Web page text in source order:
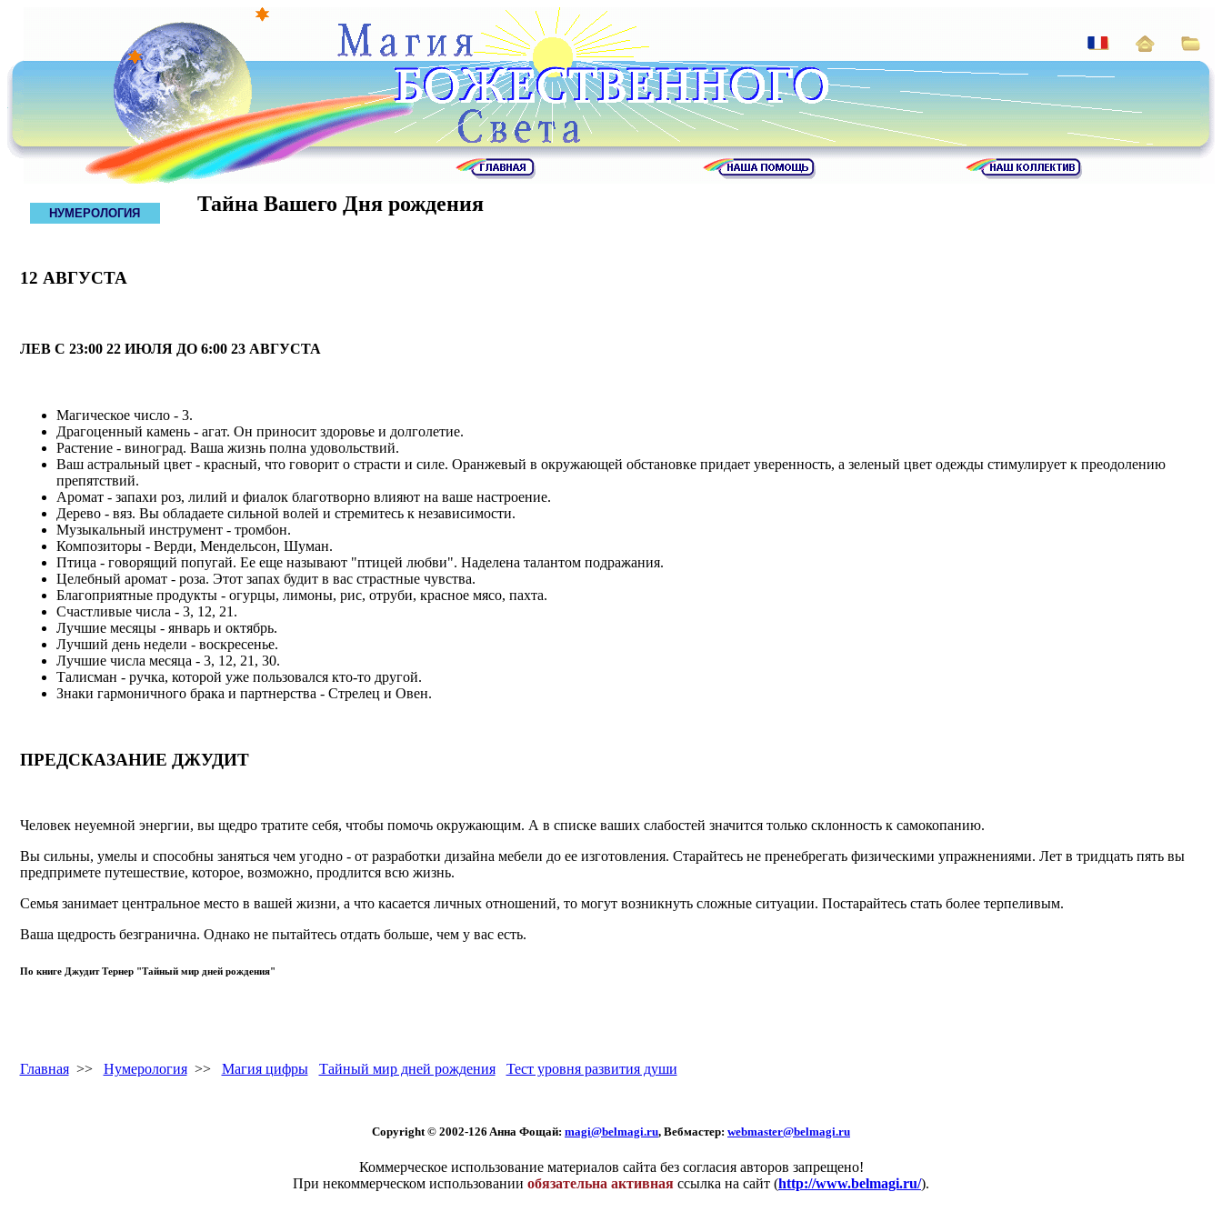
НУМЕРОЛОГИЯ Тайна Вашего Дня рождения
12 АВГУСТА
ЛЕВ С 23:00 22 ИЮЛЯ ДО 6:00 23 АВГУСТА
Магическое число - 3.
Драгоценный камень - агат. Он приносит здоровье и долголетие.
Растение - виноград. Ваша жизнь полна удовольствий.
Ваш астральный цвет - красный, что говорит о страсти и силе. Оранжевый в окружающей обстановке придает уверенность, а зеленый цвет одежды стимулирует к преодолению
препятствий.
Аромат - запахи роз, лилий и фиалок благотворно влияют на ваше настроение.
Дерево - вяз. Вы обладаете сильной волей и стремитесь к независимости.
Музыкальный инструмент - тромбон.
Композиторы - Верди, Мендельсон, Шуман.
Птица - говорящий попугай. Ее еще называют "птицей любви". Наделена талантом подражания.
Целебный аромат - роза. Этот запах будит в вас страстные чувства.
Благоприятные продукты - огурцы, лимоны, рис, отруби, красное мясо, пахта.
Счастливые числа - 3, 12, 21.
Лучшие месяцы - январь и октябрь.
Лучший день недели - воскресенье.
Лучшие числа месяца - 3, 12, 21, 30.
Талисман - ручка, которой уже пользовался кто-то другой.
Знаки гармоничного брака и партнерства - Стрелец и Овен.
ПРЕДСКАЗАНИЕ ДЖУДИТ
Человек неуемной энергии, вы щедро тратите себя, чтобы помочь окружающим. А в списке ваших слабостей значится только склонность к самокопанию.
Вы сильны, умелы и способны заняться чем угодно - от разработки дизайна мебели до ее изготовления. Старайтесь не пренебрегать физическими упражнениями. Лет в тридцать пять вы
предпримете путешествие, которое, возможно, продлится всю жизнь.
Семья занимает центральное место в вашей жизни, а что касается личных отношений, то могут возникнуть сложные ситуации. Постарайтесь стать более терпеливым.
Ваша щедрость безгранична. Однако не пытайтесь отдать больше, чем у вас есть.
По книге Джудит Тернер "Тайный мир дней рождения"
Главная>> Нумерология>> Магия цифры Тайный мир дней рождения Тест уровня развития души
Copyright © 2002-126 Aннa Фoщaй: magi@belmagi.ru, Вебмастер: webmaster@belmagi.ru
Коммерческое использование материалов сайта без согласия авторов запрещено!
При некоммерческом использовании обязательна активная ссылка на сайт (http://www.belmagi.ru/).